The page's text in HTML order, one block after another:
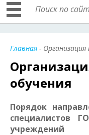
Главная - Организация
обучения
Порядок
специалистов
учреждений